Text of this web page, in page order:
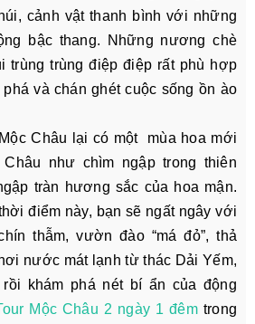
cảnh vật thanh bình với những
bậc thang. Những nương chè
trùng trùng điệp điệp rất phù hợp
và chán ghét cuộc sống ồn ào
Châu lại có một mùa hoa mới
như chìm ngập trong thiên
tràn hương sắc của hoa mận.
điểm này, bạn sẽ ngất ngây với
thẫm, vườn đào “má đỏ”, thả
nước mát lạnh từ thác Dải Yếm,
khám phá nét bí ẩn của động
Mộc Châu 2 ngày 1 đêmtrong